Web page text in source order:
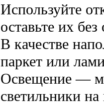
Используйте
оставьте их
В качестве
паркет или
Освещение —
светильники